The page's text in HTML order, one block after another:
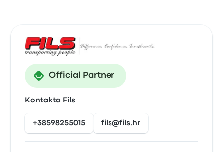
Official Partner
Kontakta Fils
+38598255015 fils@fils.hr